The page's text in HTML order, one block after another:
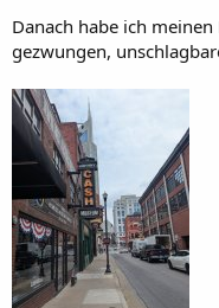
Danach habe ich
gezwungen,